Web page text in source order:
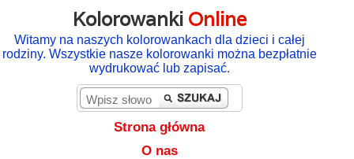
Kolorowanki Online
Witamy na naszych kolorowankach dla dzieci i całej
rodziny. Wszystkie nasze kolorowanki można bezpłatnie
wydrukować lub zapisać.
Strona główna
O nas